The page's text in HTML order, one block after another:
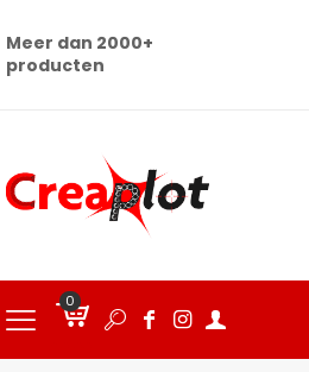
Meer dan 2000+
producten
0